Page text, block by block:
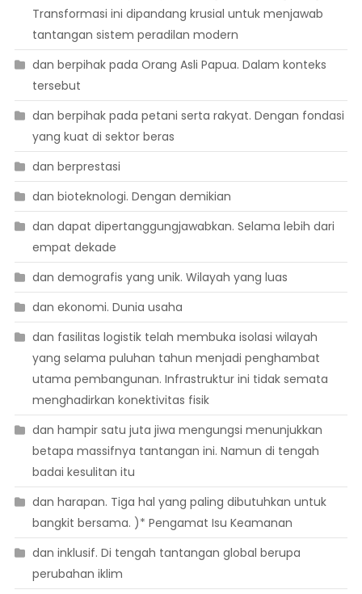
Transformasi ini dipandang krusial untuk menjawab
tantangan sistem peradilan modern
dan berpihak pada Orang Asli Papua. Dalam konteks
tersebut
dan berpihak pada petani serta rakyat. Dengan fondasi
yang kuat di sektor beras
dan berprestasi
dan bioteknologi. Dengan demikian
dan dapat dipertanggungjawabkan. Selama lebih dari
empat dekade
dan demografis yang unik. Wilayah yang luas
dan ekonomi. Dunia usaha
dan fasilitas logistik telah membuka isolasi wilayah
yang selama puluhan tahun menjadi penghambat
utama pembangunan. Infrastruktur ini tidak semata
menghadirkan konektivitas fisik
dan hampir satu juta jiwa mengungsi menunjukkan
betapa massifnya tantangan ini. Namun di tengah
badai kesulitan itu
dan harapan. Tiga hal yang paling dibutuhkan untuk
bangkit bersama. )* Pengamat Isu Keamanan
dan inklusif. Di tengah tantangan global berupa
perubahan iklim